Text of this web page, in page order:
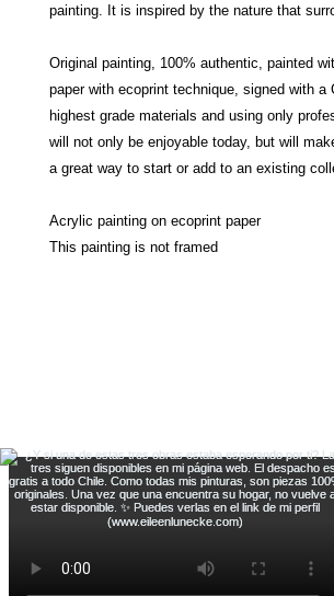
painting. It is inspired by the nature that
Original painting, 100% authentic, painted
paper with ecoprint technique, signed with
highest grade materials and using only
will not only be enjoyable today, but will
a great way to start or add to an existing
Acrylic painting on ecoprint paper
This painting is not framed